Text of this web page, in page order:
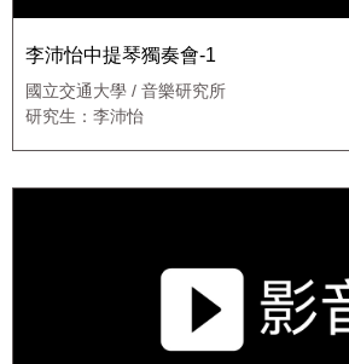
李沛怡中提琴獨奏會-1
國立交通大學 / 音樂研究所
研究生：李沛怡